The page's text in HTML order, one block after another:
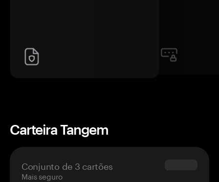
Carteira Tangem
Conjunto de 3 cartões
Mais seguro
$69.90